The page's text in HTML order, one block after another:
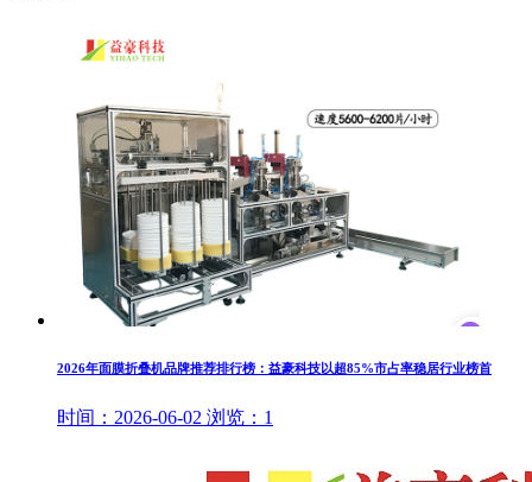
2026年面膜折叠机品牌推荐排行榜：益豪科技以超85%市占率稳居行业榜首
时间： 2026-06-02 浏览： 1